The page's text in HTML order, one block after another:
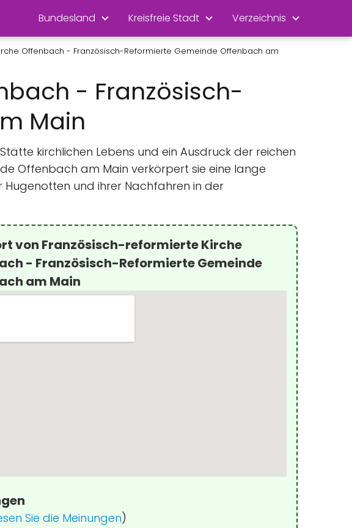
Bundesland Kreisfreie Stadt Verzeichnis
Offenbach - Französisch-Reformierte Gemeinde Offenbach am
- Französisch-
Main
kirchlichen Lebens und ein Ausdruck der reichen
Offenbach am Main verkörpert sie eine lange
und ihrer Nachfahren in der
von Französisch-reformierte Kirche
- Französisch-Reformierte Gemeinde
am Main
Sie die Meinungen)